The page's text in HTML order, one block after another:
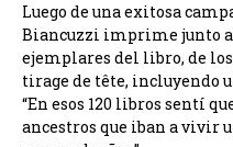
Luego de una exitosa
Biancuzzi imprime junto
ejemplares del libro, de
tirage de tête, incluyendo
“En esos 120 libros sentí
ancestros que iban a vivir